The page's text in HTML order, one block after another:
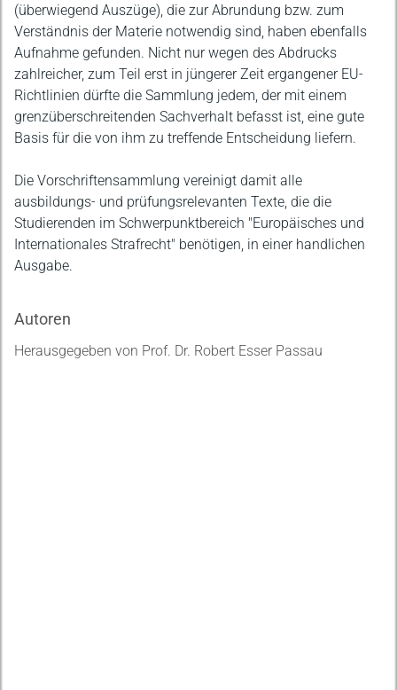
(überwiegend Auszüge), die zur Abrundung bzw. zum
Verständnis der Materie notwendig sind, haben ebenfalls
Aufnahme gefunden. Nicht nur wegen des Abdrucks
zahlreicher, zum Teil erst in jüngerer Zeit ergangener EU-
Richtlinien dürfte die Sammlung jedem, der mit einem
grenzüberschreitenden Sachverhalt befasst ist, eine gute
Basis für die von ihm zu treffende Entscheidung liefern.
Die Vorschriftensammlung vereinigt damit alle
ausbildungs- und prüfungsrelevanten Texte, die die
Studierenden im Schwerpunktbereich "Europäisches und
Internationales Strafrecht" benötigen, in einer handlichen
Ausgabe.
Autoren
Herausgegeben von Prof. Dr. Robert Esser Passau